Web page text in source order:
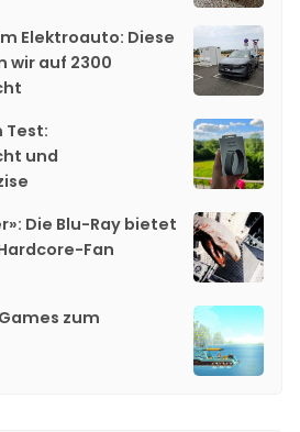
Elektroauto: Diese
wir auf 2300
Test:
und
Die Blu-Ray bietet
Fan
zum